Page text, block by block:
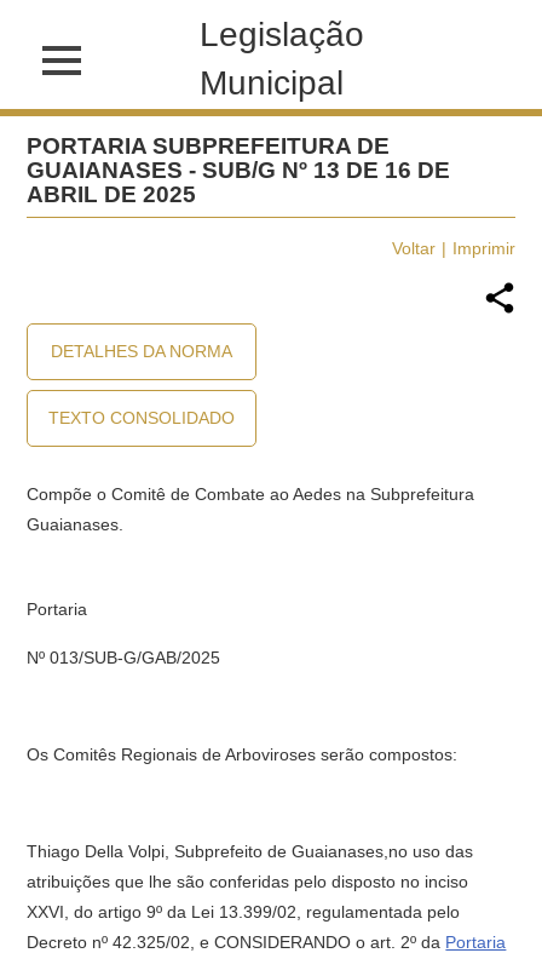
Legislação
Municipal
PORTARIA SUBPREFEITURA DE
GUAIANASES - SUB/G Nº 13 DE 16 DE
ABRIL DE 2025
Voltar Imprimir
DETALHES DA NORMA
TEXTO CONSOLIDADO
Compõe o Comitê de Combate ao Aedes na Subprefeitura
Guaianases.
Portaria
Nº 013/SUB-G/GAB/2025
Os Comitês Regionais de Arboviroses serão compostos:
Thiago Della Volpi, Subprefeito de Guaianases,no uso das
atribuições que lhe são conferidas pelo disposto no inciso
XXVI, do artigo 9º da Lei 13.399/02, regulamentada pelo
Decreto nº 42.325/02, e CONSIDERANDO o art. 2º da Portaria